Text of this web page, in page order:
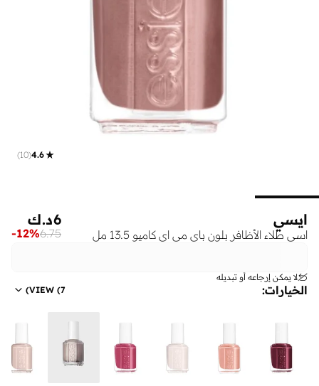
4.6
(
10
)
ايسي
اسي طلاء الأظافر بلون باي مي اى كاميو 13.5 مل
د.ك6
6.75
-12%
لا يمكن إرجاعه أو تبديله
الخيارات:
VIEW (7
)